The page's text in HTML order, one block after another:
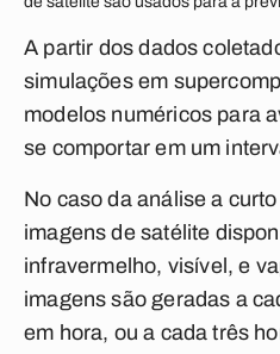
A partir dos dados
simulações em
modelos numéricos para
se comportar em um
No caso da análise a
imagens de satélite
infravermelho, visível, e
imagens são geradas a
em hora, ou a cada três